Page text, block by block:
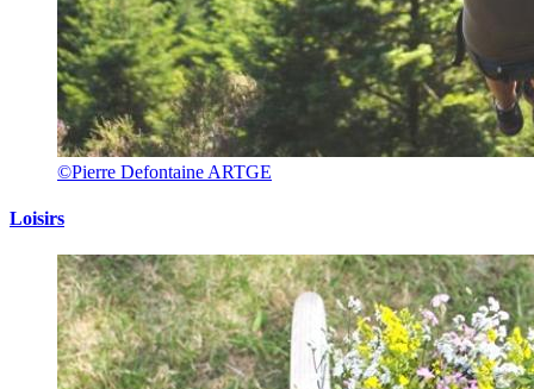
©Pierre Defontaine ARTGE
Loisirs